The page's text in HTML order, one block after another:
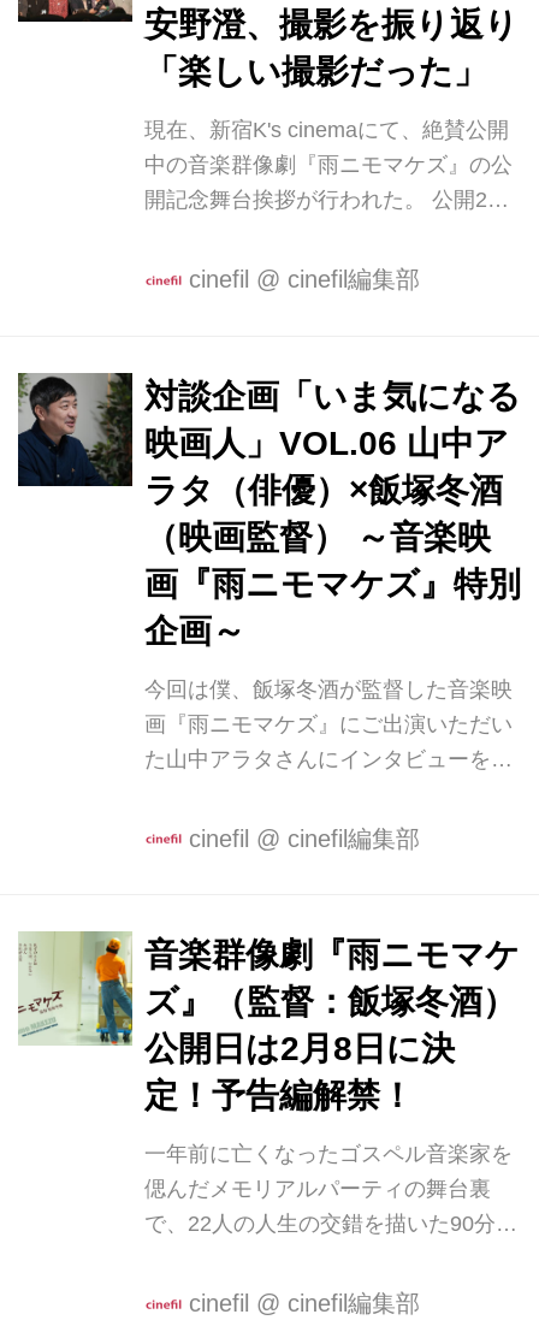
されたメモリアルパーティに集まった
人々の悲喜こもごもが音楽とともに描
かれている。 作品はミュージカルの三
幕構成に倣った構成となっている。 一
幕では40分近くの圧巻のワンカット、
20人の役者がコンサート会場の裏表を
安野澄、撮影を振り返り
「楽しい撮影だった」
現在、新宿K's cinemaにて、絶賛公開
中の音楽群像劇『雨ニモマケズ』の公
開記念舞台挨拶が行われた。 公開2日
とともに飯塚冬酒監 督が登壇した。
cinema（新宿区新宿3-35-13 3F） 【登
壇者】安野澄、諏訪珠理、上村侑、山
中アラタ、和田光沙、福谷孝宏、三森
麻美、片瀬直、神林斗聖、生沼勇、南
條みずほ、小寺結花、飯塚冬酒監督 ※
敬称略 一年前に亡くなったゴスペル音
楽家を偲んだメモリアルパーティの舞
台裏で、22人の人生の交錯を描いた90
分のノンストップ音...
cinefil @ cinefil編集部
対談企画「いま気になる
映画人」VOL.06 山中ア
ラタ（俳優）×飯塚冬酒
（映画監督） ～音楽映
画『雨ニモマケズ』特別
企画～
今回は僕、飯塚冬酒が監督した音楽映
画『雨ニモマケズ』にご出演いただい
た山中アラタさんにインタビューをさ
じ上げている俳優さん。現場でも安心
の邂逅 飯塚「出会いは・・・奥田裕介
監督の『世界を変えなかった不確かな
罪』ですよね。」 山中「そうですね。
奥田監督とは、監督が学校の卒業制作
の映画を撮影するときにご一緒して、
そこから彼の長編第一作目『世界を変
えなかった不確かな罪』で声をかけて
いただき。その時に飯塚さんと知り合
ったんですよね」 飯塚「7～8年前くら
cinefil @ cinefil編集部
音楽群像劇『雨ニモマケ
ズ』（監督：飯塚冬酒）
公開日は2月8日に決
定！予告編解禁！
一年前に亡くなったゴスペル音楽家を
偲んだメモリアルパーティの舞台裏
で、22人の人生の交錯を描いた90分の
ト映画『雨ニモマケズ』。 この度、公
cinefil @ cinefil編集部